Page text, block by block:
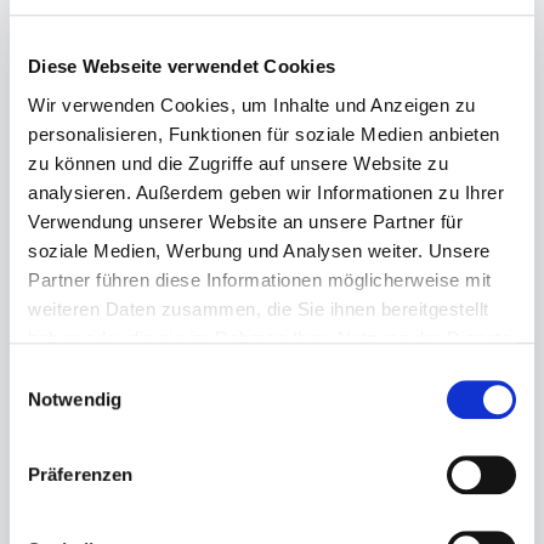
Diese Webseite verwendet Cookies
Wir verwenden Cookies, um Inhalte und Anzeigen zu
personalisieren, Funktionen für soziale Medien anbieten
zu können und die Zugriffe auf unsere Website zu
analysieren. Außerdem geben wir Informationen zu Ihrer
Verwendung unserer Website an unsere Partner für
soziale Medien, Werbung und Analysen weiter. Unsere
Partner führen diese Informationen möglicherweise mit
weiteren Daten zusammen, die Sie ihnen bereitgestellt
Notwendig
Präferenzen
Regulärer Preis:
79,99 €
237-12-52-004.3
Regulärer Preis:
79,99 €